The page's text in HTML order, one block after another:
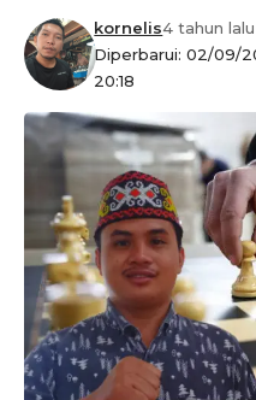
Diperbarui: 02/09/
20:18
kornelis4 tahun lalu